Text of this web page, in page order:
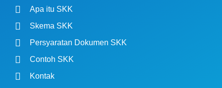
Apa itu SKK
Skema SKK
Persyaratan Dokumen SKK
Contoh SKK
Kontak